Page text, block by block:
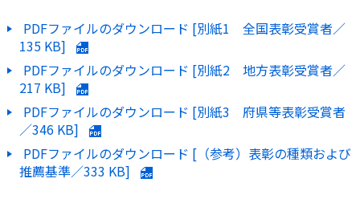
お手続き一覧
きっかけ・できごとから探す
マイページでできること
新規登録
定期保険
学資保険
長寿支援保険
お見積りシミュレーション
資料請求
お役立ち情報
かんぽ生命の団体取扱い
法人向け資料請求
お問い合わせ先
保険
医療
お金
ご挨拶
経営理念・経営戦略
会社概要
お問い合わせ
サステナビリティ
株主・投資家のみなさまへ
PDFファイルのダウンロード [別紙1 全国表彰受賞者／
135 KB]
PDFファイルのダウンロード [別紙2 地方表彰受賞者／
217 KB]
PDFファイルのダウンロード [別紙3 府県等表彰受賞者
／346 KB]
PDFファイルのダウンロード [（参考）表彰の種類および
推薦基準／333 KB]